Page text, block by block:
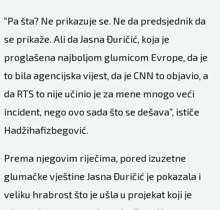
“Pa šta? Ne prikazuje se. Ne da predsjednik da
se prikaže. Ali da Jasna Đuričić, koja je
proglašena najboljom glumicom Evrope, da je
to bila agencijska vijest, da je CNN to objavio, a
da RTS to nije učinio je za mene mnogo veći
incident, nego ovo sada što se dešava”, ističe
Hadžihafizbegović.
Prema njegovim riječima, pored izuzetne
glumačke vještine Jasna Đuričić je pokazala i
veliku hrabrost što je ušla u projekat koji je